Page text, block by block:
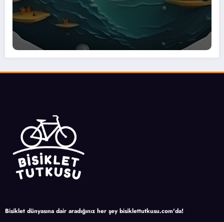
Bisiklet dünyasına dair aradığınız her şey bisiklettutkusu.com'da!